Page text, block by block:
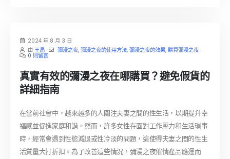
2024 年 8 月 3 日
由王晶 彌漫之夜, 彌漫之夜的使用方法, 彌漫之夜的效果, 購買彌漫之夜
0 則留言
真實有效的彌漫之夜在哪購買？避免假貨的
詳細指南
在當前社會中，越來越多的人關注夫妻之間的性生活，以期提升幸
福感並促進家庭和諧。然而，許多女性在面對工作壓力和生活瑣事
時，經常會遇到性慾減退或性冷淡的問題，這使得夫妻之間的性生
活質量大打折扣。為了改善這些情況，彌漫之夜催情產品應運而